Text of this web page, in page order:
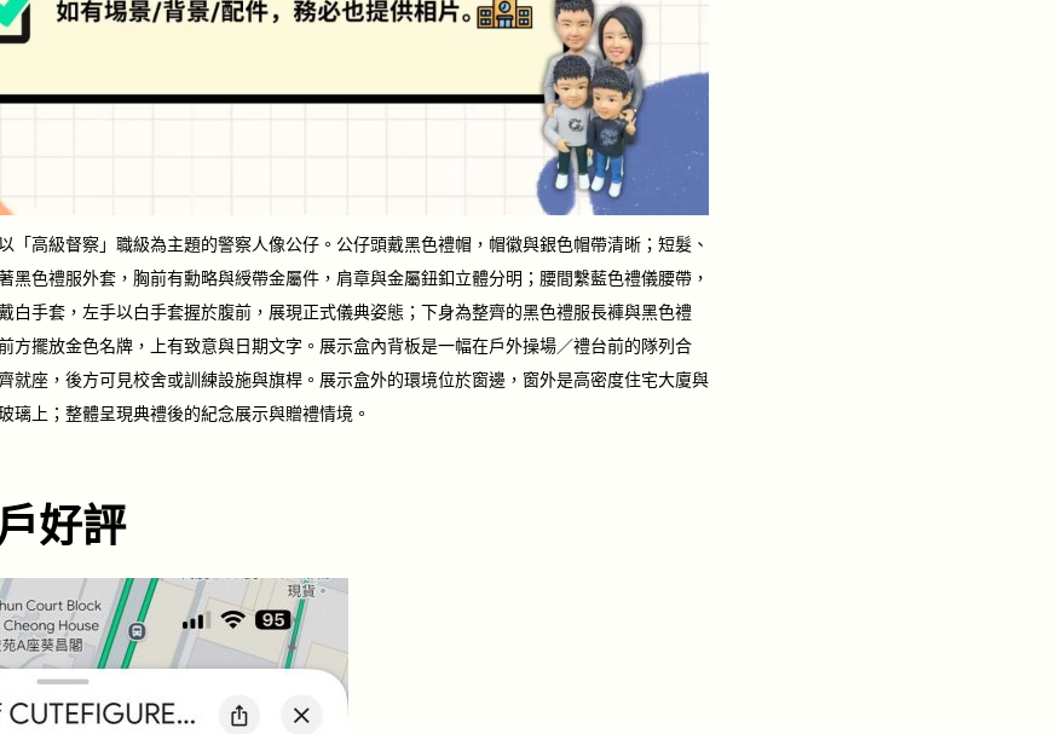
「高級督察」職級為主題的警察人像公仔。公仔頭戴黑色禮帽，帽徽與銀色帽帶清晰；短髮、
黑色禮服外套，胸前有勳略與綬帶金屬件，肩章與金屬鈕釦立體分明；腰間繫藍色禮儀腰帶，
白手套，左手以白手套握於腹前，展現正式儀典姿態；下身為整齊的黑色禮服長褲與黑色禮
方擺放金色名牌，上有致意與日期文字。展示盒內背板是一幅在戶外操場／禮台前的隊列合
就座，後方可見校舍或訓練設施與旗桿。展示盒外的環境位於窗邊，窗外是高密度住宅大廈與
璃上；整體呈現典禮後的紀念展示與贈禮情境。
好評